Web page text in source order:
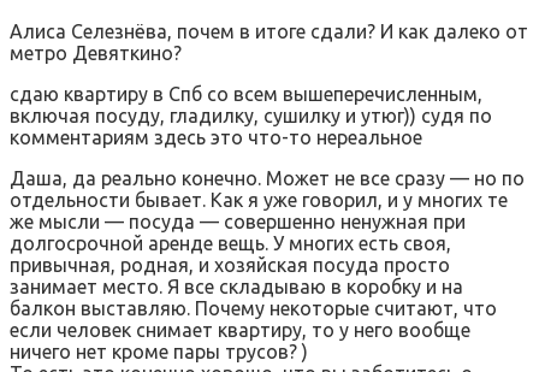
Алиса Селезнёва, почем в итоге сдали? И как далеко от
метро Девяткино?
сдаю квартиру в Спб со всем вышеперечисленным,
включая посуду, гладилку, сушилку и утюг)) судя по
комментариям здесь это что-то нереальное
Даша, да реально конечно. Может не все сразу — но по
отдельности бывает. Как я уже говорил, и у многих те
же мысли — посуда — совершенно ненужная при
долгосрочной аренде вещь. У многих есть своя,
привычная, родная, и хозяйская посуда просто
занимает место. Я все складываю в коробку и на
балкон выставляю. Почему некоторые считают, что
если человек снимает квартиру, то у него вообще
ничего нет кроме пары трусов? )